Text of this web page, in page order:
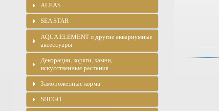
ALEAS
SEA STAR
AQUA ELEMENT и другие аквариумные
аксессуары
Декорации, коряги, камни,
искусственные растения
Замороженные корма
SHEGO